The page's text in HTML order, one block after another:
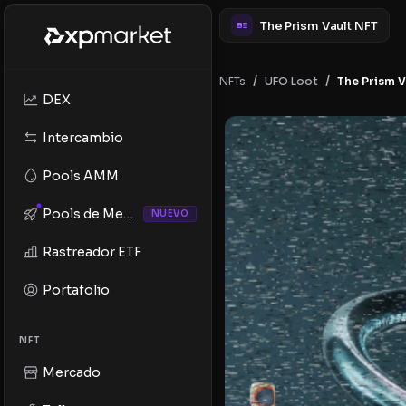
DEX
Intercambio
Pools AMM
Pools de Memes NUEVO
Rastreador ETF
Portafolio
NFT
Mercado
The Prism Vault NFT
NFTs / UFO Loot / The Prism